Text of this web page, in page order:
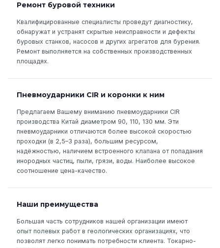
Ремонт буровой техники
Квалифицированные специалисты проведут диагностику,
обнаружат и устранят скрытые неисправности и дефекты
буровых станков, насосов и других агрегатов для бурения.
Ремонт выполняется на собственных производственных
площадях.
Пневмоударники CIR и коронки к ним
Предлагаем Вашему вниманию пневмоударники CIR
производства Китай диаметром 90, 110, 130 мм. Эти
пневмоударники отличаются более высокой скоростью
проходки (в 2,5–3 раза), большим ресурсом,
надёжностью, наличием встроенного клапана от попадания
инородных частиц, пыли, грязи, воды. Наиболее высокое
соотношение цена-качество.
Наши преимущества
Большая часть сотрудников нашей организации имеют
опыт полевых работ в геологических организациях, что
позволят легко понимать потребности клиента. Токарно-